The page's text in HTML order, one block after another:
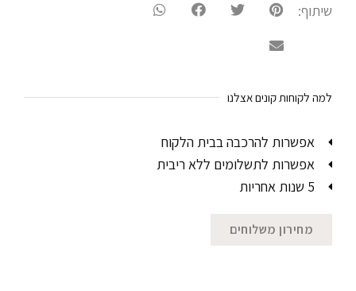
שיתוף:
למה לקוחות קונים אצלנו
אפשרות להרכבה בבית הלקוח
אפשרות לתשלומים ללא ריבית
5 שנות אחריות
מחירון משלוחים